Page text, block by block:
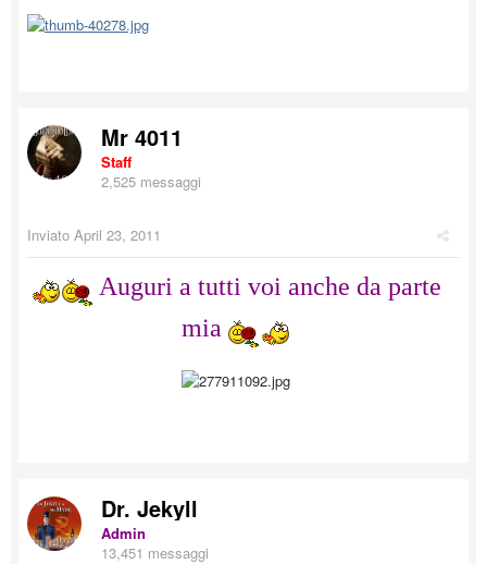
Mr 4011
Staff
2,525 messaggi
Inviato April 23, 2011
Auguri a tutti voi anche da parte
mia
Dr. Jekyll
Admin
13,451 messaggi